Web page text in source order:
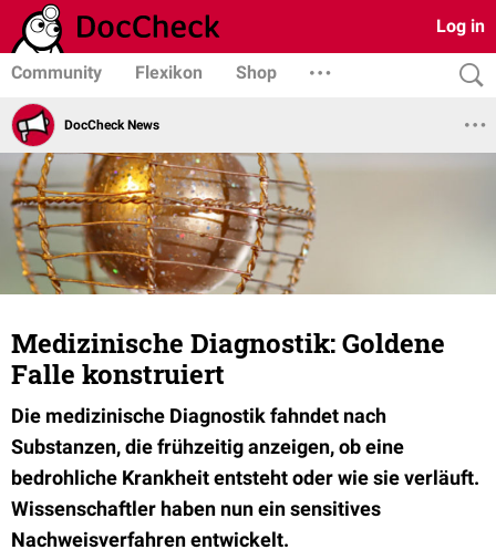
Log in
Community Flexikon Shop
DocCheck News
Medizinische Diagnostik: Goldene
Falle konstruiert
Die medizinische Diagnostik fahndet nach
Substanzen, die frühzeitig anzeigen, ob eine
bedrohliche Krankheit entsteht oder wie sie verläuft.
Wissenschaftler haben nun ein sensitives
Nachweisverfahren entwickelt.